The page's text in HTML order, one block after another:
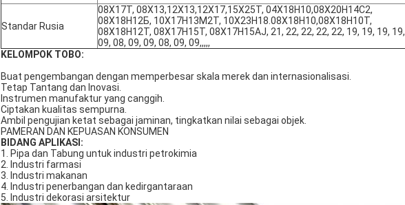
Standar Rusia
08Х17Т, 08Х13,12Х13,12Х17,15Х25Т, 04Х18Н10,08Х20Н14С2,
08Х18Н12Б, 10Х17Н13М2Т, 10Х23Н18.08Х18Н10,08Х18Н10Т,
08Х18Н12Т, 08Х17Н15Т, 08Х17Н15AJ, 21, 22, 22, 22, 22, 19, 19, 19, 19,
09, 08, 09, 09, 08, 09, 09,,,,,
KELOMPOK TOBO:
Buat pengembangan dengan memperbesar skala merek dan internasionalisasi.
Tetap Tantang dan Inovasi.
Instrumen manufaktur yang canggih.
Ciptakan kualitas sempurna.
Ambil pengujian ketat sebagai jaminan, tingkatkan nilai sebagai objek.
PAMERAN DAN KEPUASAN KONSUMEN
BIDANG APLIKASI:
1. Pipa dan Tabung untuk industri petrokimia
2. Industri farmasi
3. Industri makanan
4. Industri penerbangan dan kedirgantaraan
5. Industri dekorasi arsitektur